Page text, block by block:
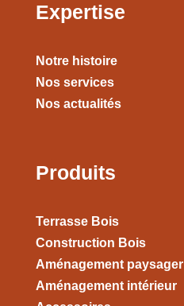
Expertise
Notre histoire
Nos services
Nos actualités
Produits
Terrasse Bois
Construction Bois
Aménagement paysager
Aménagement intérieur